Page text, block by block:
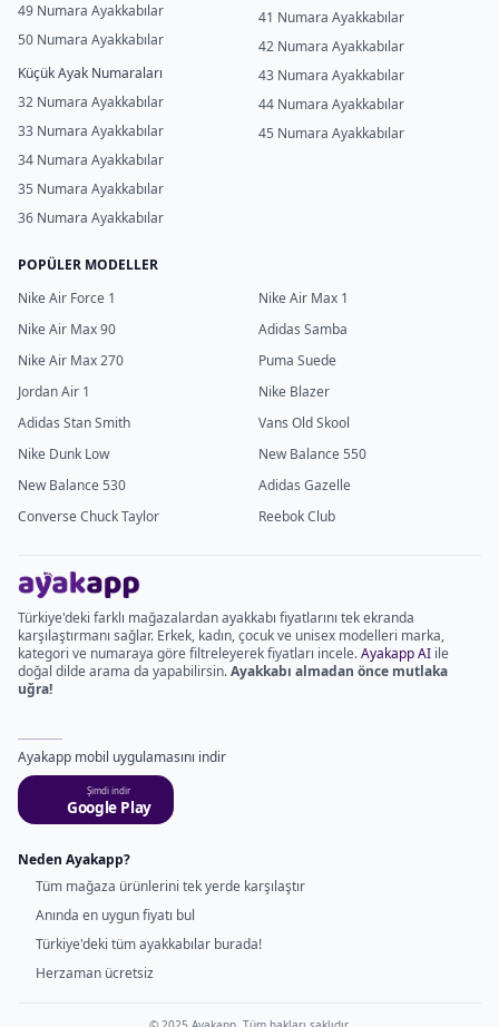
49 Numara Ayakkabılar
50 Numara Ayakkabılar
Küçük Ayak Numaraları
32 Numara Ayakkabılar
33 Numara Ayakkabılar
34 Numara Ayakkabılar
35 Numara Ayakkabılar
36 Numara Ayakkabılar
41 Numara Ayakkabılar
42 Numara Ayakkabılar
43 Numara Ayakkabılar
44 Numara Ayakkabılar
45 Numara Ayakkabılar
POPÜLER MODELLER
Nike Air Force 1
Nike Air Max 90
Nike Air Max 270
Jordan Air 1
Adidas Stan Smith
Nike Dunk Low
New Balance 530
Converse Chuck Taylor
Nike Air Max 1
Adidas Samba
Puma Suede
Nike Blazer
Vans Old Skool
New Balance 550
Adidas Gazelle
Reebok Club
Türkiye'deki farklı mağazalardan ayakkabı fiyatlarını tek ekranda
karşılaştırmanı sağlar. Erkek, kadın, çocuk ve unisex modelleri marka,
kategori ve numaraya göre filtreleyerek fiyatları incele.Ayakapp AI ile
doğal dilde arama da yapabilirsin.Ayakkabı almadan önce mutlaka
uğra!
Ayakapp mobil uygulamasını indir
Şimdi indir
Google Play
Neden Ayakapp?
Tüm mağaza ürünlerini tek yerde karşılaştır
Anında en uygun fiyatı bul
Türkiye'deki tüm ayakkabılar burada!
Herzaman ücretsiz